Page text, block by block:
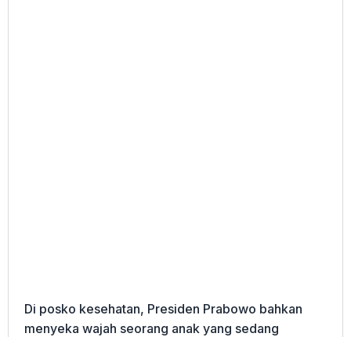
Di posko kesehatan, Presiden Prabowo bahkan
menyeka wajah seorang anak yang sedang